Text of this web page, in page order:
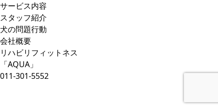
サービス内容
スタッフ紹介
犬の問題行動
会社概要
リハビリフィットネス
「AQUA」
011-301-5552